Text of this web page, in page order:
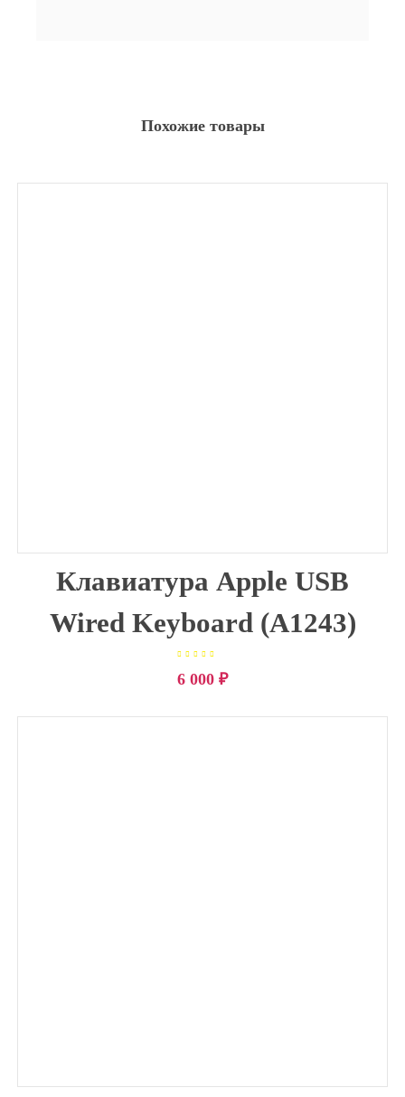
Похожие товары
Клавиатура Apple USB
Wired Keyboard (A1243)
5.00 из
5
6 000 ₽